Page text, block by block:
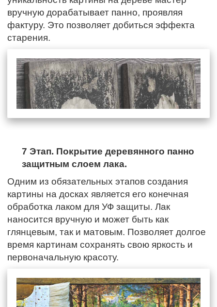
вручную дорабатывает панно, проявляя
фактуру. Это позволяет добиться эффекта
старения.
7 Этап. Покрытие деревянного панно
защитным слоем лака.
Одним из обязательных этапов создания
картины на досках является его конечная
обработка лаком для УФ защиты. Лак
наносится вручную и может быть как
глянцевым, так и матовым. Позволяет долгое
время картинам сохранять свою яркость и
первоначальную красоту.